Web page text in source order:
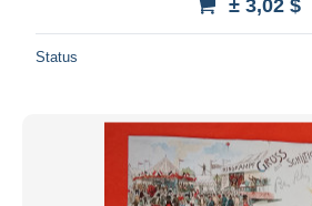
± 3,02 $
Status